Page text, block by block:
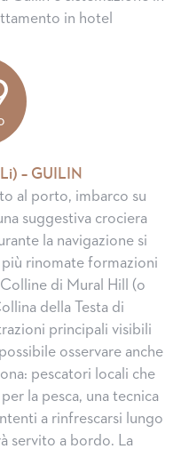
in hotel
– GUILIN
al porto, imbarco su
suggestiva crociera
la navigazione si
rinomate formazioni
di Mural Hill (o
della Testa di
principali visibili
osservare anche
pescatori locali che
la pesca, una tecnica
a rinfrescarsi lungo
servito a bordo. La